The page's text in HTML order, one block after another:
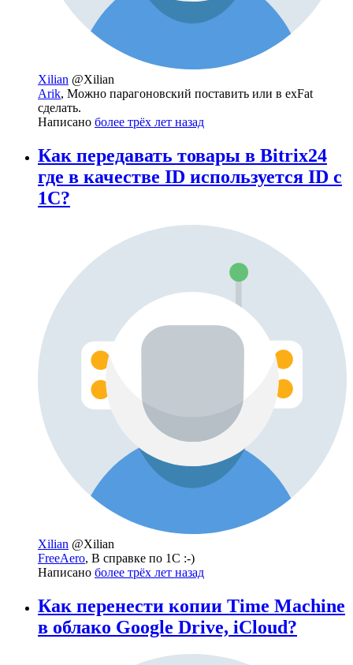
Xilian @Xilian
Arik, Можно парагоновский поставить или в exFat
сделать.
Написано более трёх лет назад
Как передавать товары в Bitrix24
где в качестве ID используется ID с
1С?
Xilian @Xilian
FreeAero, В справке по 1С :-)
Написано более трёх лет назад
Как перенести копии Time Machine
в облако Google Drive, iCloud?